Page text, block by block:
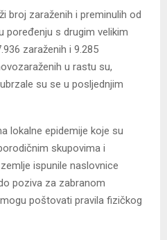
broj zaraženih i preminulih od
poređenju s drugim velikim
zaraženih i 9.285
u rastu su,
su se u posljednjim
lokalne epidemije koje su
skupovima i
ispunile naslovnice
poziva za zabranom
poštovati pravila fizičkog